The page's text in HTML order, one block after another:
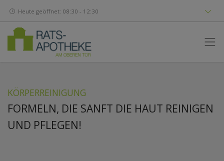
Heute geöffnet: 08:30 - 12:30
KÖRPERREINIGUNG
FORMELN, DIE SANFT DIE HAUT REINIGEN
UND PFLEGEN!